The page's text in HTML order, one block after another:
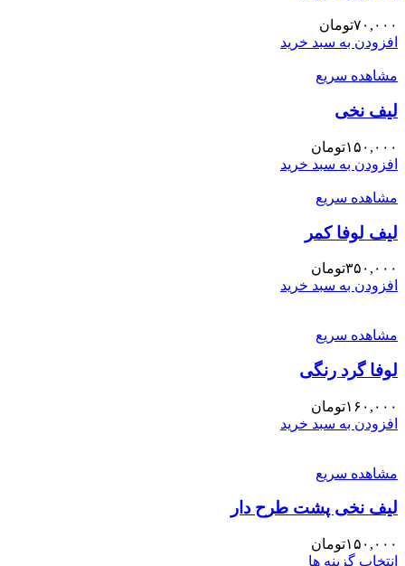
۷۰,۰۰۰تومان
افزودن به سبد خرید
مشاهده سریع
لیف نخی
۱۵۰,۰۰۰تومان
افزودن به سبد خرید
مشاهده سریع
لیف لوفا کمر
۳۵۰,۰۰۰تومان
افزودن به سبد خرید
مشاهده سریع
لوفا گرد رنگی
۱۶۰,۰۰۰تومان
افزودن به سبد خرید
مشاهده سریع
لیف نخی پشت طرح دار
۱۵۰,۰۰۰تومان
انتخاب گزینه ها